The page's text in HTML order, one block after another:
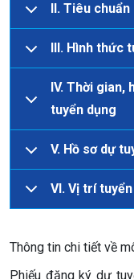
II. Tiêu chuẩn
III. Hình thức
IV. Thời gian,
tuyển dụng
V. Hồ sơ dự
VI. Vị trí
Thông tin chi tiết về
Phiếu đăng ký dự